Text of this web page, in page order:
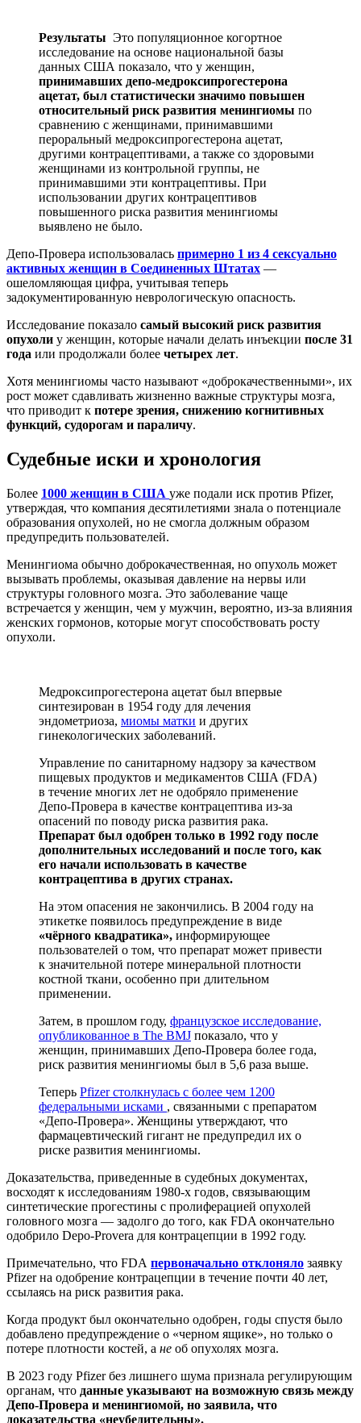
Результаты Это популяционное когортное
исследование на основе национальной базы
данных США показало, что у женщин,
принимавших депо-медроксипрогестерона
ацетат, был статистически значимо повышен
относительный риск развития менингиомы по
сравнению с женщинами, принимавшими
пероральный медроксипрогестерона ацетат,
другими контрацептивами, а также со здоровыми
женщинами из контрольной группы, не
принимавшими эти контрацептивы. При
использовании других контрацептивов
повышенного риска развития менингиомы
выявлено не было.
Депо-Провера использовалась примерно 1 из 4 сексуально
активных женщин в Соединенных Штатах —
ошеломляющая цифра, учитывая теперь
задокументированную неврологическую опасность.
Исследование показало самый высокий риск развития
опухоли у женщин, которые начали делать инъекции после 31
года или продолжали более четырех лет.
Хотя менингиомы часто называют «доброкачественными», их
рост может сдавливать жизненно важные структуры мозга,
что приводит к потере зрения, снижению когнитивных
функций, судорогам и параличу.
Судебные иски и хронология
Более 1000 женщин в США уже подали иск против Pfizer,
утверждая, что компания десятилетиями знала о потенциале
образования опухолей, но не смогла должным образом
предупредить пользователей.
Менингиома обычно доброкачественная, но опухоль может
вызывать проблемы, оказывая давление на нервы или
структуры головного мозга. Это заболевание чаще
встречается у женщин, чем у мужчин, вероятно, из-за влияния
женских гормонов, которые могут способствовать росту
опухоли.
Медроксипрогестерона ацетат был впервые
синтезирован в 1954 году для лечения
эндометриоза, миомы матки и других
гинекологических заболеваний.
Управление по санитарному надзору за качеством
пищевых продуктов и медикаментов США (FDA)
в течение многих лет не одобряло применение
Депо-Провера в качестве контрацептива из-за
опасений по поводу риска развития рака.
Препарат был одобрен только в 1992 году после
дополнительных исследований и после того, как
его начали использовать в качестве
контрацептива в других странах.
На этом опасения не закончились. В 2004 году на
этикетке появилось предупреждение в виде
«чёрного квадратика», информирующее
пользователей о том, что препарат может привести
к значительной потере минеральной плотности
костной ткани, особенно при длительном
применении.
Затем, в прошлом году, французское исследование,
опубликованное в The BMJ показало, что у
женщин, принимавших Депо-Провера более года,
риск развития менингиомы был в 5,6 раза выше.
Теперь Pfizer столкнулась с более чем 1200
федеральными исками , связанными с препаратом
«Депо-Провера». Женщины утверждают, что
фармацевтический гигант не предупредил их о
риске развития менингиомы.
Доказательства, приведенные в судебных документах,
восходят к исследованиям 1980-х годов, связывающим
синтетические прогестины с пролиферацией опухолей
головного мозга — задолго до того, как FDA окончательно
одобрило Depo-Provera для контрацепции в 1992 году.
Примечательно, что FDA первоначально отклоняло заявку
Pfizer на одобрение контрацепции в течение почти 40 лет,
ссылаясь на риск развития рака.
Когда продукт был окончательно одобрен, годы спустя было
добавлено предупреждение о «черном ящике», но только о
потере плотности костей, а не об опухолях мозга.
В 2023 году Pfizer без лишнего шума признала регулирующим
органам, что данные указывают на возможную связь между
Депо-Провера и менингиомой, но заявила, что
доказательства «неубедительны».